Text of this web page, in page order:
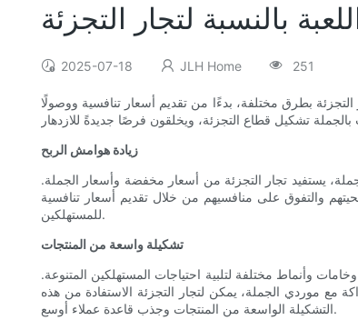
بالنسبة لتجار التجزئة
2025-07-18 JLH Home 251
بطرق مختلفة، بدءًا من تقديم أسعار تنافسية ووصولًا
زيادة هوامش الربح
يستفيد تجار التجزئة من أسعار مخفضة وأسعار الجملة.
والتفوق على منافسيهم من خلال تقديم أسعار تنافسية
للمستهلكين.
تشكيلة واسعة من المنتجات
وأنماط مختلفة لتلبية احتياجات المستهلكين المتنوعة.
مع موردي الجملة، يمكن لتجار التجزئة الاستفادة من هذه
التشكيلة الواسعة من المنتجات وجذب قاعدة عملاء أوسع.